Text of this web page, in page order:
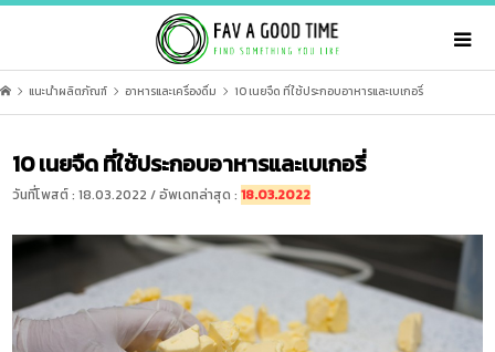
แนะนำผลิตภัณฑ์ อาหารและเครื่องดื่ม 10 เนยจืด ที่ใช้ประกอบอาหารและเบเกอรี่
10 เนยจืด ที่ใช้ประกอบอาหารและเบเกอรี่
วันที่โพสต์ : 18.03.2022 / อัพเดทล่าสุด :18.03.2022